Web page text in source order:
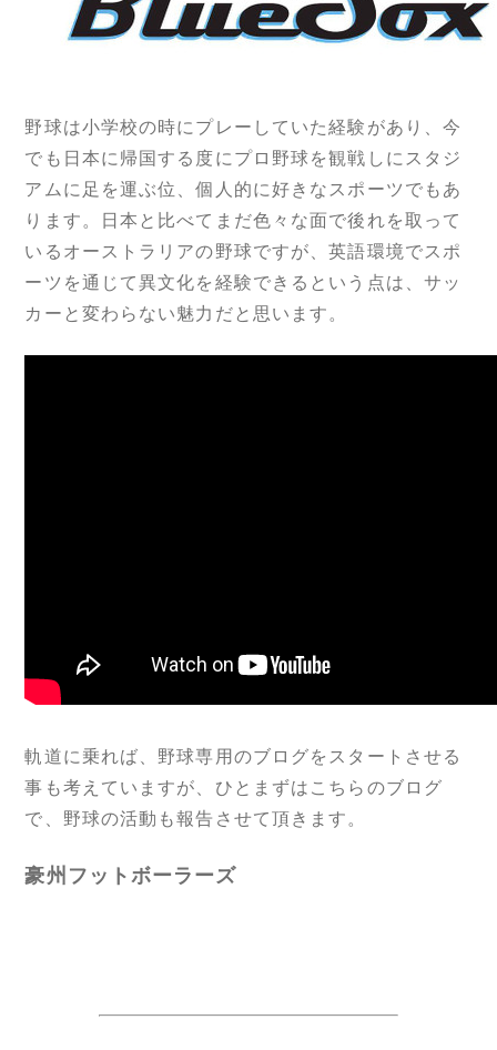
野球は小学校の時にプレーしていた経験があり、今
でも日本に帰国する度にプロ野球を観戦しにスタジ
アムに足を運ぶ位、個人的に好きなスポーツでもあ
ります。日本と比べてまだ色々な面で後れを取って
いるオーストラリアの野球ですが、英語環境でスポ
ーツを通じて異文化を経験できるという点は、サッ
カーと変わらない魅力だと思います。
軌道に乗れば、野球専用のブログをスタートさせる
事も考えていますが、ひとまずはこちらのブログ
で、野球の活動も報告させて頂きます。
豪州フットボーラーズ